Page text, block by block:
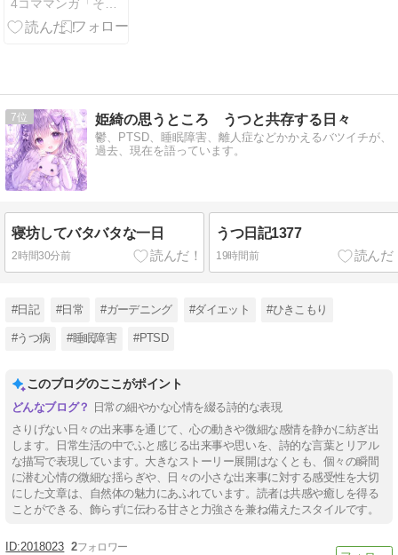
7 姫綺の思うところ うつと共存する日々
鬱、PTSD、睡眠障害、離人症などかかえるバツイチが、
過去、現在を語っています。
寝坊してバタバタな一日
2時間30分前
うつ日記1377
19時間前
#日記 #日常 #ガーデニング #ダイエット #ひきこもり
#うつ病 #睡眠障害 #PTSD
このブログのここがポイント
日常の細やかな心情を綴る詩的な表現
さりげない日々の出来事を通じて、心の動きや微細な感情を静かに紡ぎ出
します。日常生活の中でふと感じる出来事や思いを、詩的な言葉とリアル
な描写で表現しています。大きなストーリー展開はなくとも、個々の瞬間
に潜む心情の微細な揺らぎや、日々の小さな出来事に対する感受性を大切
にした文章は、自然体の魅力にあふれています。読者は共感や癒しを得る
ことができる、飾らずに伝わる甘さと力強さを兼ね備えたスタイルです。
2018023 2